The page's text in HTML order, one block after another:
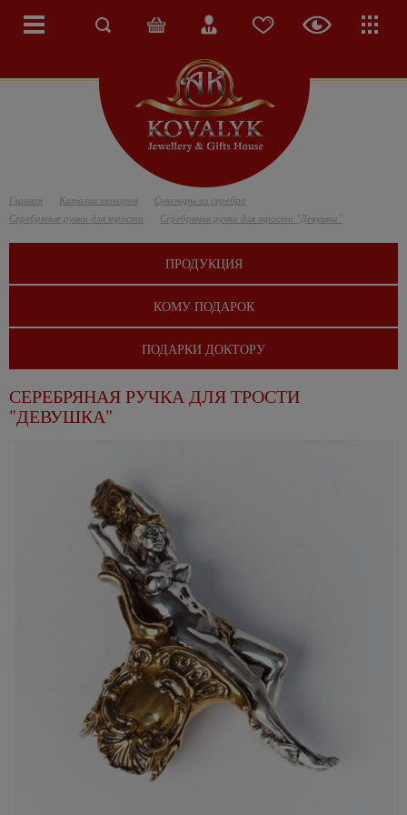
Главная Каталог товаров
Сувениры из серебра
Серебряные ручки для трости
Серебряная ручка для трости "Девушка"
ПРОДУКЦИЯ
КОМУ ПОДАРОК
ПОДАРКИ ДОКТОРУ
СЕРЕБРЯНАЯ РУЧКА ДЛЯ ТРОСТИ
"ДЕВУШКА"